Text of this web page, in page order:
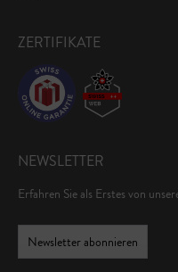
ZERTIFIKATE
NEWSLETTER
Erfahren Sie als Erstes von
Newsletter abonnieren